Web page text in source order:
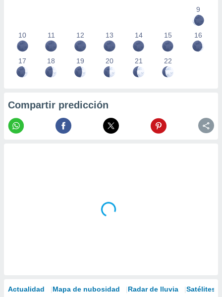
9
10 11 12 13 14 15 16
17 18 19 20 21 22
Compartir predicción
Actualidad Mapa de nubosidad Radar de lluvia Satélites